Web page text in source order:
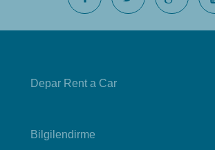
Depar Rent a Car
Bilgilendirme